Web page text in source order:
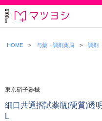
HOME 与薬・調剤薬局 調剤
東京硝子器械
細口共通摺試薬瓶(硬質)透
L